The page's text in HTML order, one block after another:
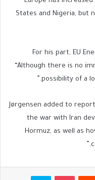
States and Nigeria, but
For his part, EU
“Although there is no
possibility of a
Jørgensen added to
the war with Iran
Hormuz, as well as
بوكيت سكايب